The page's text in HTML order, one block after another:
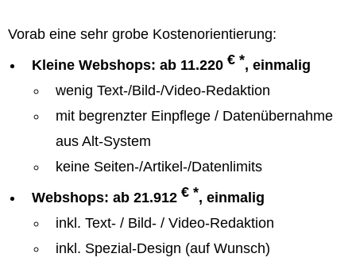
Vorab eine sehr grobe Kostenorientierung:
Kleine Webshops: ab 11.220 € *, einmalig
wenig Text-/Bild-/Video-Redaktion
mit begrenzter Einpflege / Datenübernahme
aus Alt-System
keine Seiten-/Artikel-/Datenlimits
Webshops: ab 21.912 € *, einmalig
inkl. Text- / Bild- / Video-Redaktion
inkl. Spezial-Design (auf Wunsch)